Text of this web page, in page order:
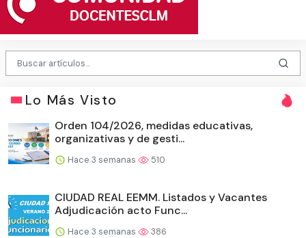
Lo Más Visto
Orden 104/2026, medidas educativas,
organizativas y de gesti...
Hace 3 semanas 510
CIUDAD REAL EEMM. Listados y Vacantes
Adjudicación acto Func...
Hace 3 semanas 386